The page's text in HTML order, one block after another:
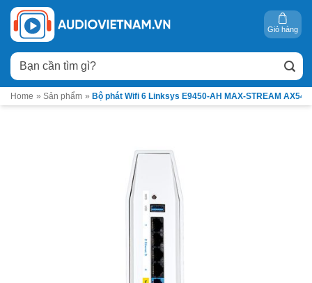
Bỏ
qua
nội
dung
Tìm
kiếm:
Giỏ hàng
Home » Sản phẩm » Bộ phát Wifi 6 Linksys E9450-AH MAX-STREAM